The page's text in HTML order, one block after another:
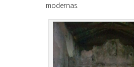
modernas.